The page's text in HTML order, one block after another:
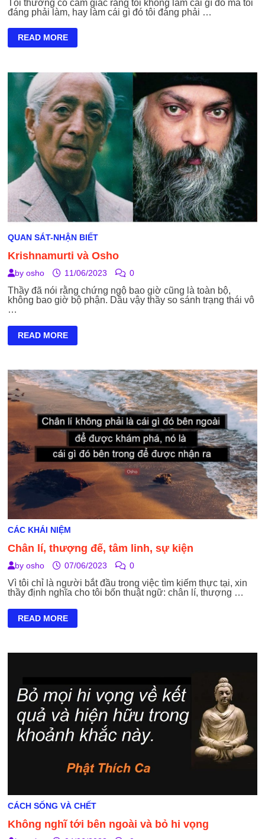
Tôi thường có cảm giác rằng tôi không làm cái gì đó mà tôi
đáng phải làm, hay làm cái gì đó tôi đáng phải …
BỎ
KHỨ
READ MORE
QUAN SÁT-NHẬN BIẾT
Krishnamurti và Osho
by osho 11/06/2023 0
Thầy đã nói rằng chứng ngộ bao giờ cũng là toàn bộ,
không bao giờ bộ phận. Dầu vậy thầy so sánh trạng thái vô
…
KRISHNAMURTI
READ MORE
CÁC KHÁI NIỆM
Chân lí, thượng đế, tâm linh, sự kiện
by osho 07/06/2023 0
Vì tôi chỉ là người bắt đầu trong việc tìm kiếm thực tại, xin
thầy định nghĩa cho tôi bốn thuật ngữ: chân lí, thượng …
CHÂN
READ MORE
CÁCH SỐNG VÀ CHẾT
Không nghĩ tới bên ngoài và bỏ hi vọng